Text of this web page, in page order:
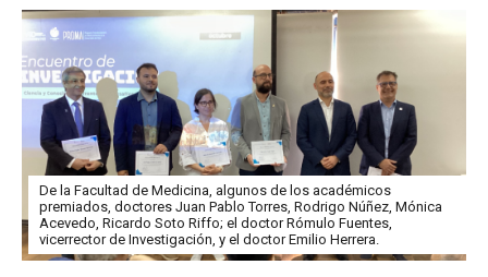
De la Facultad de Medicina, algunos de los académicos
premiados, doctores Juan Pablo Torres, Rodrigo Núñez, Mónica
Acevedo, Ricardo Soto Riffo; el doctor Rómulo Fuentes,
vicerrector de Investigación, y el doctor Emilio Herrera.